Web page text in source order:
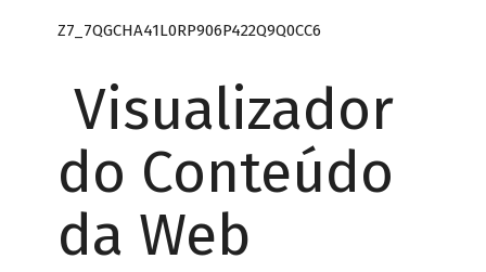
Z7_7QGCHA41L0RP906P422Q9Q0CC6
Visualizador
do Conteúdo
da Web